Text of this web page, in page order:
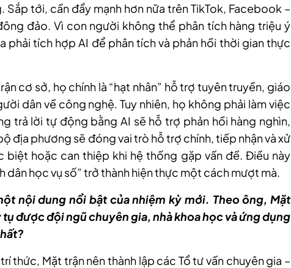
tới, cần đẩy mạnh hơn nữa trên TikTok, Facebook –
đảo. Vì con người không thể phân tích hàng triệu ý
phải tích hợp AI để phân tích và phản hồi thời gian thực
cơ sở, họ chính là “hạt nhân” hỗ trợ tuyên truyền, giáo
dân về công nghệ. Tuy nhiên, họ không phải làm việc
trả lời tự động bằng AI sẽ hỗ trợ phản hồi hàng nghìn,
địa phương sẽ đóng vai trò hỗ trợ chính, tiếp nhận và xử
biệt hoặc can thiệp khi hệ thống gặp vấn đề. Điều này
dân học vụ số” trở thành hiện thực một cách mượt mà.
nội dung nổi bật của nhiệm kỳ mới. Theo ông, Mặt
tụ được đội ngũ chuyên gia, nhà khoa học và ứng dụng
thức, Mặt trận nên thành lập các Tổ tư vấn chuyên gia –